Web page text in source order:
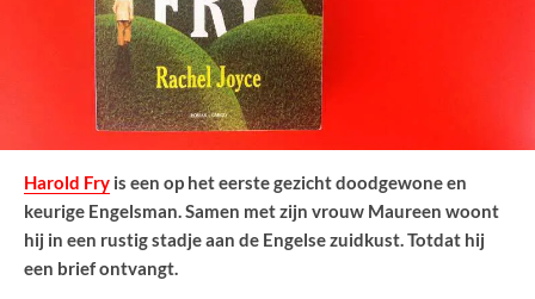
Harold Fry is een op het eerste gezicht doodgewone en
keurige Engelsman. Samen met zijn vrouw Maureen woont
hij in een rustig stadje aan de Engelse zuidkust. Totdat hij
een brief ontvangt.